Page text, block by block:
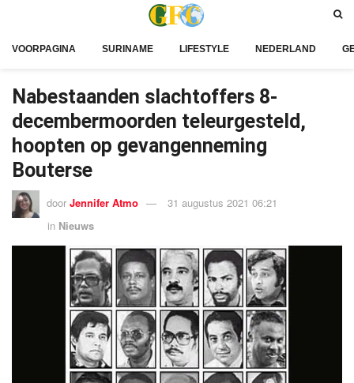
VOORPAGINA SURINAME LIFESTYLE NEDERLAND
Nabestaanden slachtoffers 8-
decembermoorden teleurgesteld,
hoopten op gevangenneming
Bouterse
door Jennifer Atmo
31 augustus 2021 06:21
in Nieuws